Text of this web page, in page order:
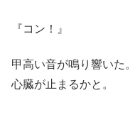
『コン！』
甲高い音が鳴り響いた。
心臓が止まるかと。